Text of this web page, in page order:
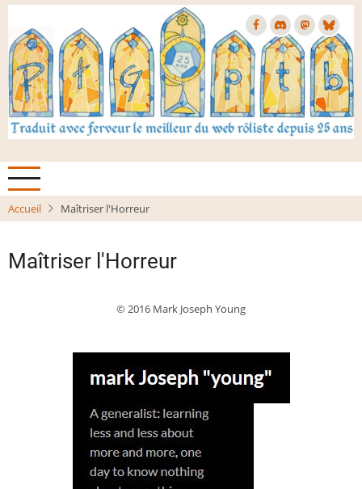
Aller
contenu
principal
Accueil Maîtriser l'Horreur
Maîtriser l'Horreur
© 2016 Mark Joseph Young